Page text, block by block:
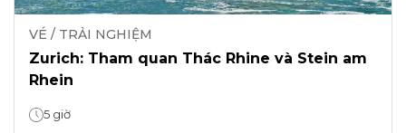
VÉ / TRẢI NGHIỆM
Zurich: Tham quan Thác Rhine và Stein am
Rhein
5 giờ